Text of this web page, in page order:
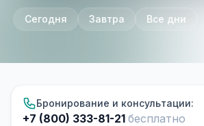
Сегодня Завтра Все дни
Бронирование и консультации:
+7 (800) 333-81-21 бесплатно